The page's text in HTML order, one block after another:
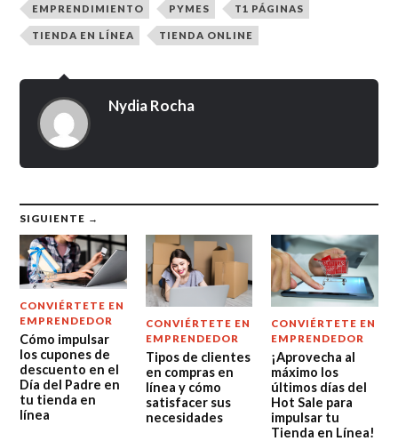
EMPRENDIMIENTO PYMES T1 PÁGINAS
TIENDA EN LÍNEA TIENDA ONLINE
Nydia Rocha
SIGUIENTE →
CONVIÉRTETE EN
EMPRENDEDOR
Cómo impulsar
los cupones de
descuento en el
Día del Padre en
tu tienda en
línea
CONVIÉRTETE EN
EMPRENDEDOR
Tipos de clientes
en compras en
línea y cómo
satisfacer sus
necesidades
CONVIÉRTETE EN
EMPRENDEDOR
¡Aprovecha al
máximo los
últimos días del
Hot Sale para
impulsar tu
Tienda en Línea!